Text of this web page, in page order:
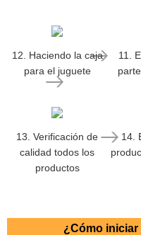
11.
12. Haciendo la caja
para el juguete
13. Verificación de
calidad todos los
productos
14.
¿Cómo